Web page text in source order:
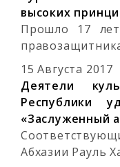
высоких
Прошло 17 лет
15 Августа 2017
Деятели
Республики
«Заслуженный
Абхазии Рауль